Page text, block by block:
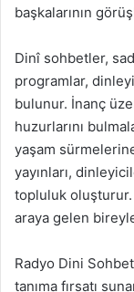
başkalarının
Dinî sohbetler,
programlar,
bulunur. İnanç
huzurlarını
yaşam
yayınları,
topluluk
araya gelen
Radyo Dini
tanıma fırsatı